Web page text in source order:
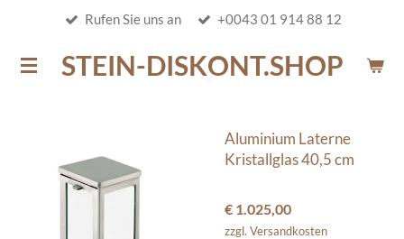
springenSTEIN-DISKONT.SHOP
Rufen Sie uns an +0043 01 914 88 12
Aluminium Laterne
Kristallglas 40,5 cm
€ 1.025,00
zzgl. Versandkosten